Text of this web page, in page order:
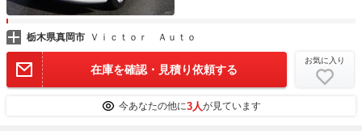
栃木県真岡市 Ｖｉｃｔｏｒ Ａｕｔｏ
在庫を確認・見積り依頼する
お気に入り
今あなたの他に3人が見ています